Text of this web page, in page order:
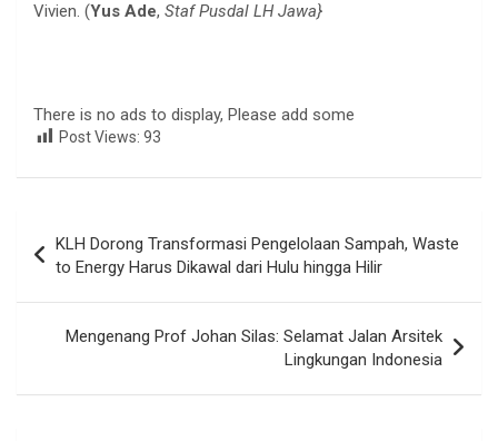
Vivien. (Yus Ade, Staf Pusdal LH Jawa}
There is no ads to display, Please add some
Post Views: 93
pos
KLH Dorong Transformasi Pengelolaan Sampah, Waste
to Energy Harus Dikawal dari Hulu hingga Hilir
Mengenang Prof Johan Silas: Selamat Jalan Arsitek
Lingkungan Indonesia